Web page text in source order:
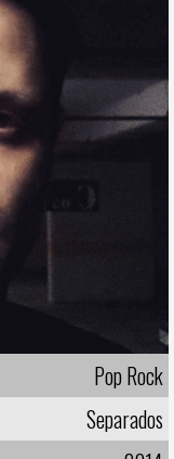
Pop Rock
Separados